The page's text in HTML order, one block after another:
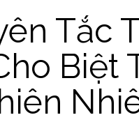
Báo giá
Báo giá
Bảng
Tắc
Biệt